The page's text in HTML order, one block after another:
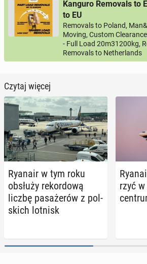
Kanguro Removals to
to EU
Removals to Poland,
Moving, Custom
- Full Load 20m31200kg,
Removals to Netherlands
Czytaj więcej
Ryanair w tym roku
obsłuży re­kor­do­wą
liczbę pa­sa­że­rów z pol­
skich lotnisk
rzyć